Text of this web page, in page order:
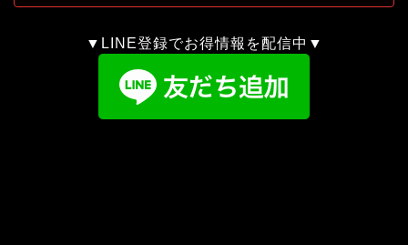
▼LINE登録でお得情報を配信中▼